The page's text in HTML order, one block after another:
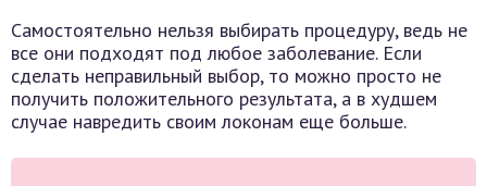
Самостоятельно нельзя выбирать процедуру, ведь не
все они подходят под любое заболевание. Если
сделать неправильный выбор, то можно просто не
получить положительного результата, а в худшем
случае навредить своим локонам еще больше.